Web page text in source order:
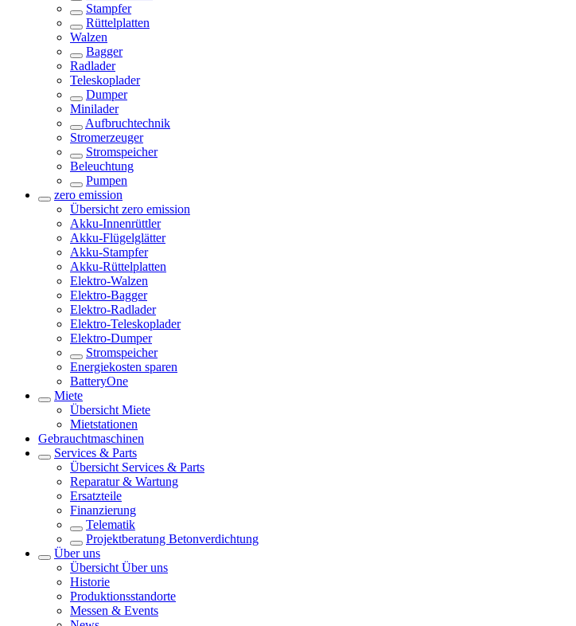
Stampfer
Rüttelplatten
Walzen
Bagger
Radlader
Teleskoplader
Dumper
Minilader
Aufbruchtechnik
Stromerzeuger
Stromspeicher
Beleuchtung
Pumpen
zero emission
Übersicht zero emission
Akku-Innenrüttler
Akku-Flügelglätter
Akku-Stampfer
Akku-Rüttelplatten
Elektro-Walzen
Elektro-Bagger
Elektro-Radlader
Elektro-Teleskoplader
Elektro-Dumper
Stromspeicher
Energiekosten sparen
BatteryOne
Miete
Übersicht Miete
Mietstationen
Gebrauchtmaschinen
Services & Parts
Übersicht Services & Parts
Reparatur & Wartung
Ersatzteile
Finanzierung
Telematik
Projektberatung Betonverdichtung
Über uns
Übersicht Über uns
Historie
Produktionsstandorte
Messen & Events